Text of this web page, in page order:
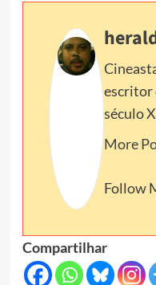
escritor
século
More
Follow
Compartilhar